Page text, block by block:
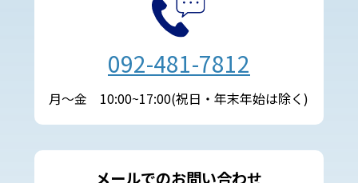
092-481-7812
月～金 10:00~17:00(祝日・年末年始は除く)
メールでのお問い合わせ